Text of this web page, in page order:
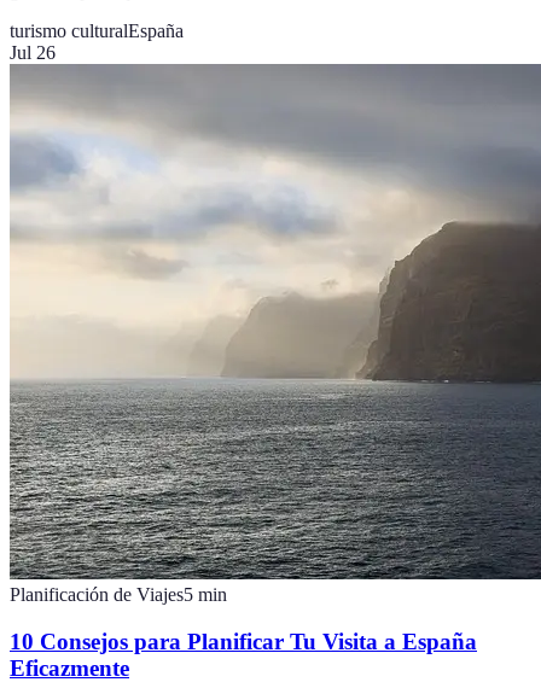
turismo culturalEspaña
Jul 26
Planificación de Viajes5 min
10 Consejos para Planificar Tu Visita a España
Eficazmente